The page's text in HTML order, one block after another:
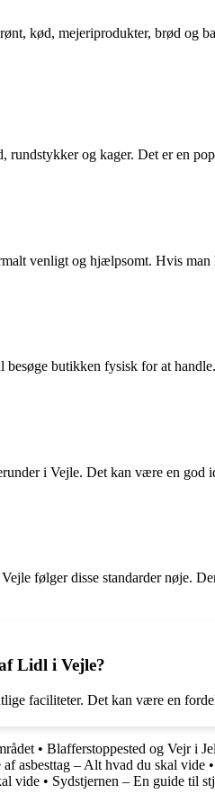
kød, mejeriprodukter, brød og
og kager. Det er en
venligt og hjælpsomt. Hvis man
butikken fysisk for at handle.
i Vejle. Det kan være en god
følger disse standarder nøje.
Lidl i Vejle?
faciliteter. Det kan være en
• Blafferstoppested og Vejr i
asbesttag – Alt hvad du skal vide •
vide • Sydstjernen – En guide til